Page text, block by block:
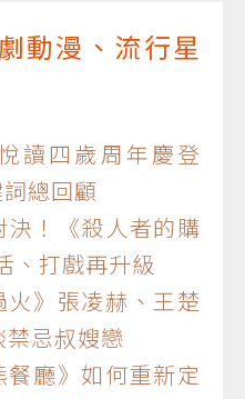
動漫、流行星
讀四歲周年慶登
總回顧
！《殺人者的購
、打戲再升級
》張凌赫、王楚
忌叔嫂戀
廳》如何重新定